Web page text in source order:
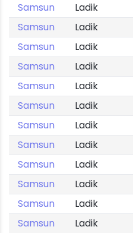
Samsun
Ladik
Samsun
Ladik
Samsun
Ladik
Samsun
Ladik
Samsun
Ladik
Samsun
Ladik
Samsun
Ladik
Samsun
Ladik
Samsun
Ladik
Samsun
Ladik
Samsun
Ladik
Samsun
Ladik